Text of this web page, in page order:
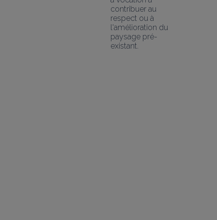
contribuer au
respect ou à
l'amélioration du
paysage pré-
existant.